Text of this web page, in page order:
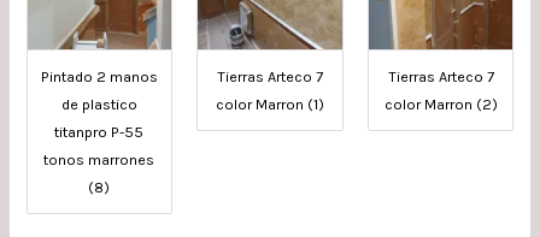
Pintado 2 manos
de plastico
titanpro P-55
tonos marrones
(8)
Tierras Arteco 7
color Marron (1)
Tierras Arteco 7
color Marron (2)